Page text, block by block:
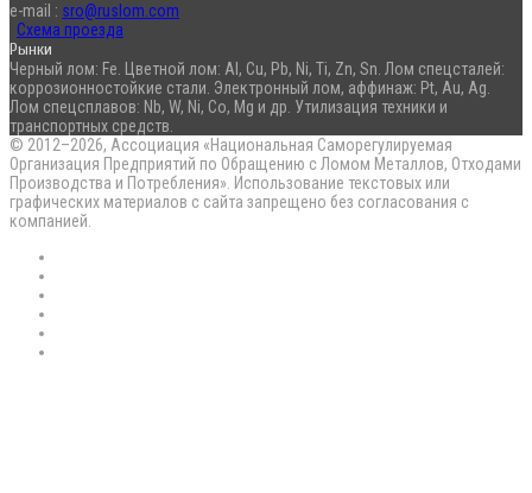
e-mail : sro@ruslom.com
Схема проезда
Рынки
Черный лом: Fe. Цветной лом: Al, Cu, Pb, Ni, Ti, Zn, Sn. Лом спецсталей:
коррозионностойкие стали. Электронный лом, аффинаж: Pt, Au, Ag.
Лом спецсплавов: Nb, W, Ni, Co, Mg и др. Утилизация техники и
транспортных средств.
© 2012–2026, Ассоциация «Национальная Саморегулируемая
Организация Предприятий по Обращению с Ломом Металлов, Отходами
Производства и Потребления». Использование текстовых или
графических материалов с сайта запрещено без согласования с
компанией.